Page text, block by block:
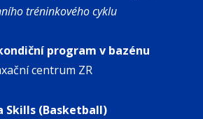
tréninkového cyklu
program v bazénu
centrum ZR
Skills (Basketball)